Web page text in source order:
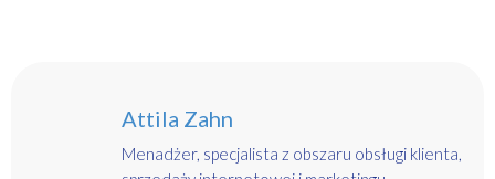
Attila Zahn
Menadżer, specjalista z obszaru obsługi klienta,